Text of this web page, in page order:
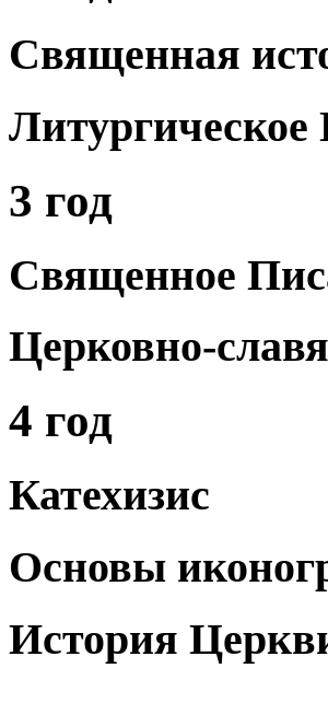
Священная
Литургическое
3 год
Священное
Церковно-
4 год
Катехизис
Основы
История